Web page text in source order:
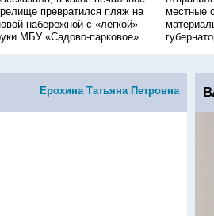
превратился пляж на
набережной с «лёгкой»
МБУ «Садово-парковое»
местные
Ерохина Татьяна Петровна